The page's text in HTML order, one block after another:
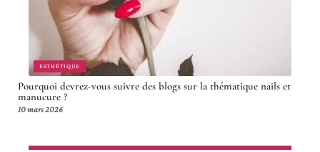
ESTHÉTIQUE
Pourquoi devrez-vous suivre des blogs sur la thématique nails et
manucure ?
10 mars 2026